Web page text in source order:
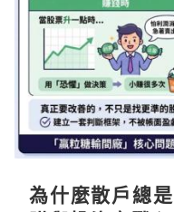
為什麼散戶總